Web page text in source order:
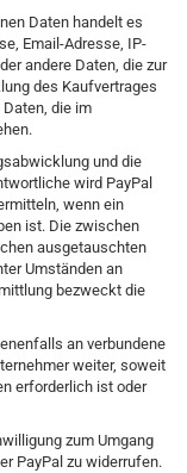
Daten handelt es
Email-Adresse, IP-
andere Daten, die zur
des Kaufvertrages
die im
und die
wird PayPal
wenn ein
ist. Die zwischen
ausgetauschten
Umständen an
bezweckt die
an verbundene
weiter, soweit
erforderlich ist oder
zum Umgang
PayPal zu widerrufen.